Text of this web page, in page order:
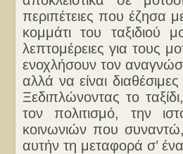
περιπέτειες που έζησα
κομμάτι του ταξιδιού
λεπτομέρειες για τους
ενοχλήσουν τον
αλλά να είναι
Ξεδιπλώνοντας το
τον πολιτισμό, την
κοινωνιών που
αυτήν τη μεταφορά σ’